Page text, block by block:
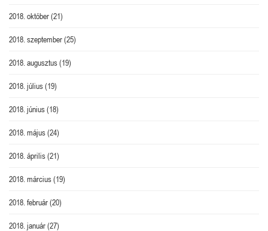
2018. október(21)
2018. szeptember(25)
2018. augusztus(19)
2018. július(19)
2018. június(18)
2018. május(24)
2018. április(21)
2018. március(19)
2018. február(20)
2018. január(27)